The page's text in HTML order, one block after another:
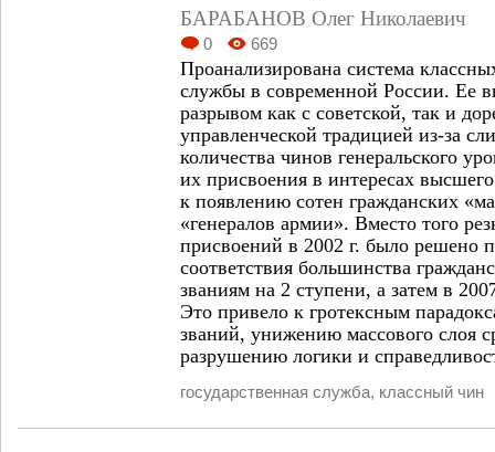
БАРАБАНОВ Олег Николаевич
0 669
Проанализирована система
службы в современной России. Ее
разрывом как с советской, так и
управленческой традицией из-за
количества чинов генеральского
их присвоения в интересах
к появлению сотен гражданских
«генералов армии». Вместо того
присвоений в 2002 г. было решено
соответствия большинства
званиям на 2 ступени, а затем в
Это привело к гротексным
званий, унижению массового слоя
разрушению логики и
государственная служба, классный чин